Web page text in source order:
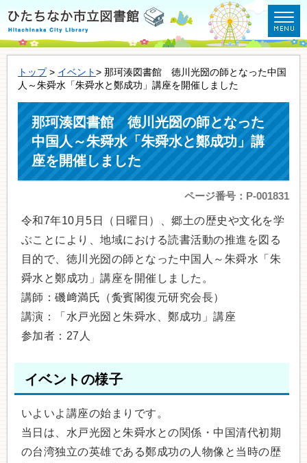
トップ> イベント > 那珂湊図書館 徳川光圀の師となった中国
人～朱舜水「朱舜水と鄭成功」講座を開催しました
那珂湊図書館 徳川光圀の師となった
中国人～朱舜水「朱舜水と鄭成功」講
座を開催しました
ページ番号：P-001831
令和7年10月5日（日曜日）、郷土の歴史や文化を学
ぶことにより、地域における読書活動の推進を図る
目的で、徳川光圀の師となった中国人～朱舜水「朱
舜水と鄭成功」講座を開催しました。
講師：磯﨑満氏（夤賓閣復元研究会長）
講演：「水戸光圀と朱舜水、鄭成功」講座
参加者：27人
イベントの様子
いよいよ講座の始まりです。
当日は、水戸光圀と朱舜水との関係・中国清代初期
の台湾独立の英雄である鄭成功の人物像と当時の歴